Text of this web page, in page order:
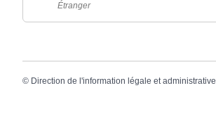
Étranger
© Direction de l'information légale et administrative